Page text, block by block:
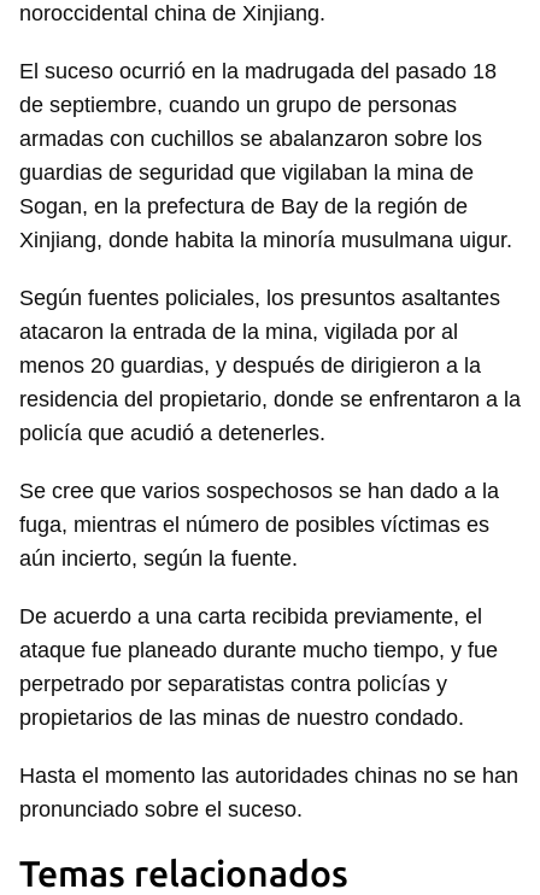
noroccidental china de Xinjiang.
El suceso ocurrió en la madrugada del pasado 18
de septiembre, cuando un grupo de personas
armadas con cuchillos se abalanzaron sobre los
guardias de seguridad que vigilaban la mina de
Sogan, en la prefectura de Bay de la región de
Xinjiang, donde habita la minoría musulmana uigur.
Según fuentes policiales, los presuntos asaltantes
atacaron la entrada de la mina, vigilada por al
menos 20 guardias, y después de dirigieron a la
residencia del propietario, donde se enfrentaron a la
policía que acudió a detenerles.
Se cree que varios sospechosos se han dado a la
fuga, mientras el número de posibles víctimas es
aún incierto, según la fuente.
De acuerdo a una carta recibida previamente, el
ataque fue planeado durante mucho tiempo, y fue
perpetrado por separatistas contra policías y
propietarios de las minas de nuestro condado.
Hasta el momento las autoridades chinas no se han
pronunciado sobre el suceso.
Temas relacionados